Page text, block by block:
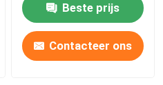
Beste prijs
Contacteer ons